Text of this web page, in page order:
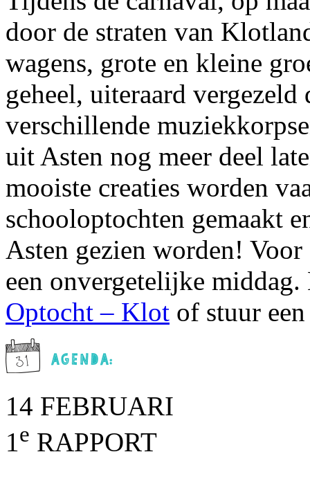
door de straten van
wagens, grote en kleine
geheel, uiteraard vergezeld
verschillende
uit Asten nog meer deel
mooiste creaties worden
schooloptochten gemaakt
Asten gezien worden!
een onvergetelijke
Optocht – Klot of stuur
14 FEBRUARI
1 e RAPPORT